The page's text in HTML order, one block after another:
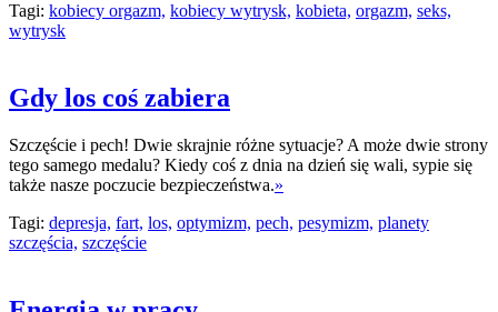
Tagi: kobiecy orgazm, kobiecy wytrysk, kobieta, orgazm, seks,
wytrysk
Gdy los coś zabiera
Szczęście i pech! Dwie skrajnie różne sytuacje? A może dwie strony
tego samego medalu? Kiedy coś z dnia na dzień się wali, sypie się
także nasze poczucie bezpieczeństwa.»
Tagi: depresja, fart, los, optymizm, pech, pesymizm, planety
szczęścia, szczęście